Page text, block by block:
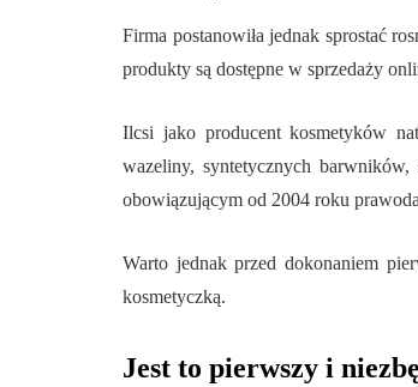
Firma postanowiła jednak sprostać
produkty są dostępne w sprzedaży
Ilcsi jako producent kosmetyków
wazeliny, syntetycznych
obowiązującym od 2004 roku
Warto jednak przed dokonaniem
kosmetyczką.
Jest to pierwszy i